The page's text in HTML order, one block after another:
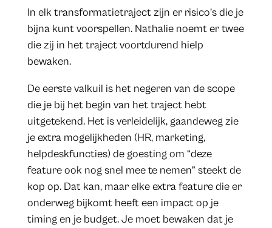
In elk transformatietraject zijn er risico’s die je
bijna kunt voorspellen. Nathalie noemt er twee
die zij in het traject voortdurend hielp
bewaken.
De eerste valkuil is het negeren van de scope
die je bij het begin van het traject hebt
uitgetekend. Het is verleidelijk, gaandeweg zie
je extra mogelijkheden (HR, marketing,
helpdeskfuncties) de goesting om “deze
feature ook nog snel mee te nemen” steekt de
kop op. Dat kan, maar elke extra feature die er
onderweg bijkomt heeft een impact op je
timing en je budget. Je moet bewaken dat je